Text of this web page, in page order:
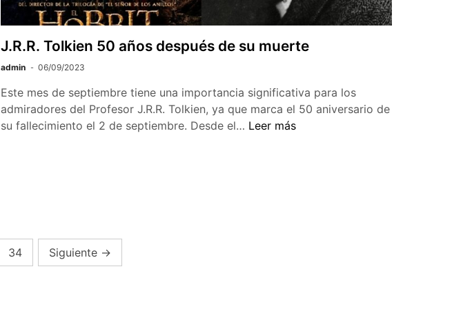
J.R.R. Tolkien 50 años después de su muerte
admin 06/09/2023
Este mes de septiembre tiene una importancia significativa para los
admiradores del Profesor J.R.R. Tolkien, ya que marca el 50 aniversario de
su fallecimiento el 2 de septiembre. Desde el… J.R.R.
Leer más
34 Siguiente →